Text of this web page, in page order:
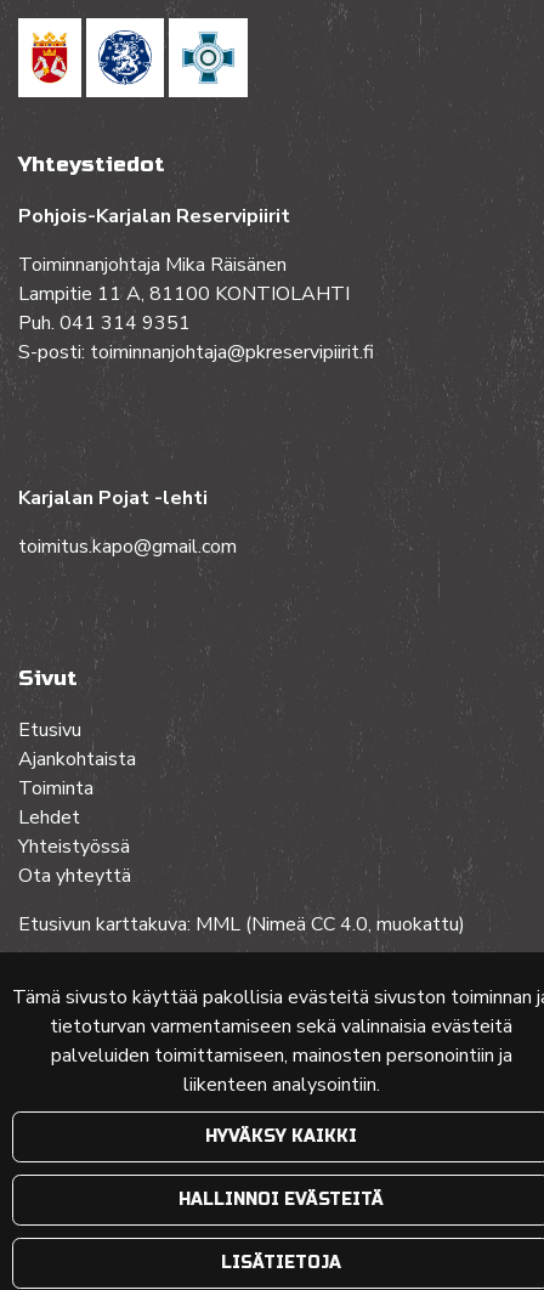
Tämä sivusto käyttää pakollisia evästeitä sivuston toiminnan
tietoturvan varmentamiseen sekä valinnaisia evästeitä
palveluiden toimittamiseen, mainosten personointiin ja
liikenteen analysointiin.
HYVÄKSY KAIKKI
HALLINNOI EVÄSTEITÄ
LISÄTIETOJA
Yhteystiedot
Pohjois-Karjalan Reservipiirit
Toiminnanjohtaja Mika Räisänen
Lampitie 11 A, 81100 KONTIOLAHTI
Puh. 041 314 9351
S-posti: toiminnanjohtaja@pkreservipiirit.fi
Karjalan Pojat -lehti
toimitus.kapo@gmail.com
Sivut
Etusivu
Ajankohtaista
Toiminta
Lehdet
Yhteistyössä
Ota yhteyttä
Etusivun karttakuva: MML (Nimeä CC 4.0, muokattu)
© 2024 PKMT | Verkkosivu atFlow Oy